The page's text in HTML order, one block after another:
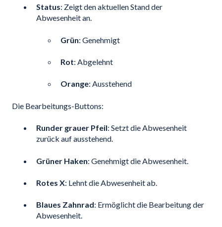
Status: Zeigt den aktuellen Stand der
Abwesenheit an.
Grün: Genehmigt
Rot: Abgelehnt
Orange: Ausstehend
Die Bearbeitungs-Buttons:
Runder grauer Pfeil: Setzt die Abwesenheit
zurück auf ausstehend.
Grüner Haken: Genehmigt die Abwesenheit.
Rotes X: Lehnt die Abwesenheit ab.
Blaues Zahnrad: Ermöglicht die Bearbeitung der
Abwesenheit.